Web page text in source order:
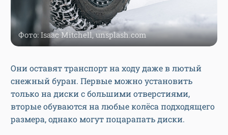
Фото: Isaac Mitchell, unsplash.com
Они оставят транспорт на ходу даже в лютый
снежный буран. Первые можно установить
только на диски с большими отверстиями,
вторые обуваются на любые колёса подходящего
размера, однако могут поцарапать диски.